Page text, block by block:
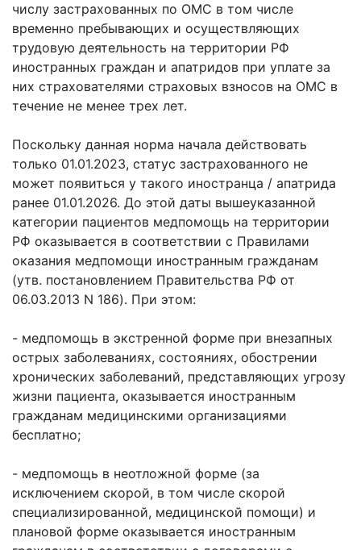
числу застрахованных по ОМС в том числе
временно пребывающих и осуществляющих
трудовую деятельность на территории РФ
иностранных граждан и апатридов при уплате за
них страхователями страховых взносов на ОМС в
течение не менее трех лет.
Поскольку данная норма начала действовать
только 01.01.2023, статус застрахованного не
может появиться у такого иностранца / апатрида
ранее 01.01.2026. До этой даты вышеуказанной
категории пациентов медпомощь на территории
РФ оказывается в соответствии с Правилами
оказания медпомощи иностранным гражданам
(утв. постановлением Правительства РФ от
06.03.2013 N 186). При этом:
- медпомощь в экстренной форме при внезапных
острых заболеваниях, состояниях, обострении
хронических заболеваний, представляющих угрозу
жизни пациента, оказывается иностранным
гражданам медицинскими организациями
бесплатно;
- медпомощь в неотложной форме (за
исключением скорой, в том числе скорой
специализированной, медицинской помощи) и
плановой форме оказывается иностранным